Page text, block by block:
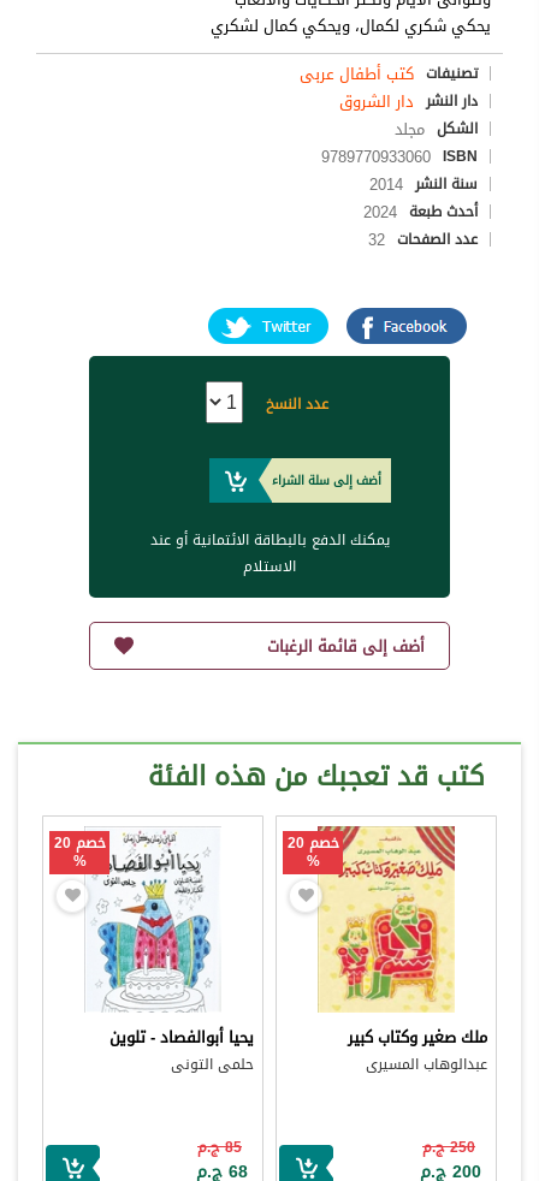
يحكي شكري لكمال، ويحكي كمال لشكري
تصنيفات كتب أطفال عربى
دار النشر دار الشروق
الشكل مجلد
ISBN
9789770933060
سنة النشر 2014
أحدث طبعة 2024
عدد الصفحات 32
عدد النسخ
أضف إلى سلة الشراء
يمكنك الدفع بالبطاقة الائتمانية أو عند
الاستلام
أضف إلى قائمة الرغبات
كتب قد تعجبك من هذه الفئة
خصم 20
%
ملك صغير وكتاب كبير
عبدالوهاب المسيرى
250 ج.م
200 ج.م
خصم 20
%
يحيا أبوالفصاد - تلوين
حلمى التونى
85 ج.م
68 ج.م